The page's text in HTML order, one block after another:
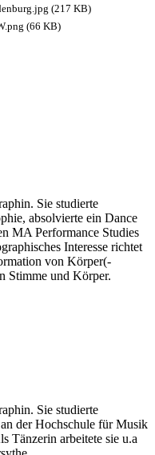
Sie studierte
absolvierte ein Dance
MA Performance Studies
Interesse richtet
von Körper(-
Stimme und Körper.
Sie studierte
der Hochschule für Musik
Tänzerin arbeitete sie u.a